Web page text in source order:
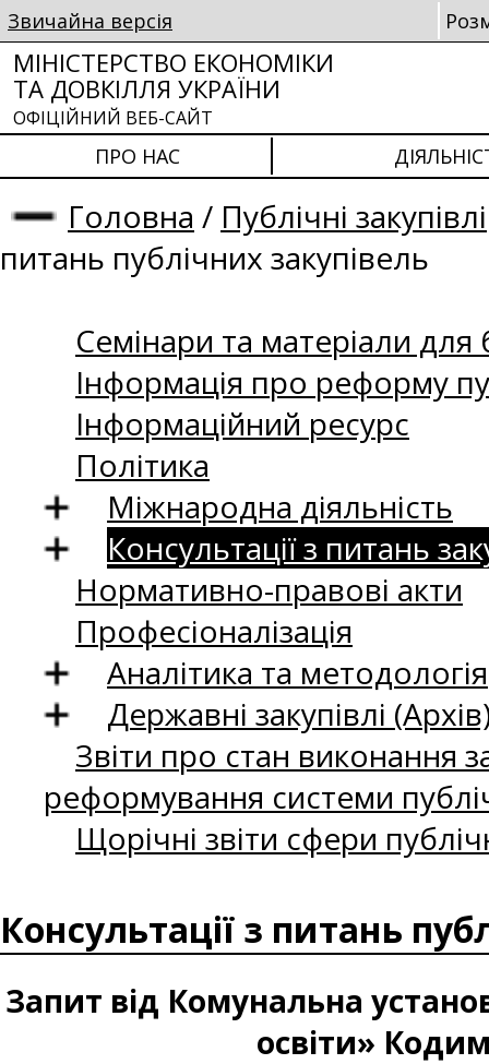
Звичайна версія
МІНІСТЕРСТВО ЕКОНОМІКИ
ТА ДОВКІЛЛЯ УКРАЇНИ
ОФІЦІЙНИЙ ВЕБ-САЙТ
ПРО НАС
Головна / Публічні закупівлі
питань публічних закупівель
Семінари та матеріали для
Інформація про реформу
Інформаційний ресурс
Політика
Міжнародна діяльність
Консультації з питань
Нормативно-правові акти
Професіоналізація
Аналітика та методологія
Державні закупівлі
Звіти про стан виконання
реформування системи
Щорічні звіти сфери
Консультації з питань
Запит від Комунальна
освіти»